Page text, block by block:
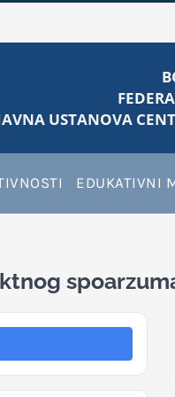
USTANOVA
EDUKATIVNI